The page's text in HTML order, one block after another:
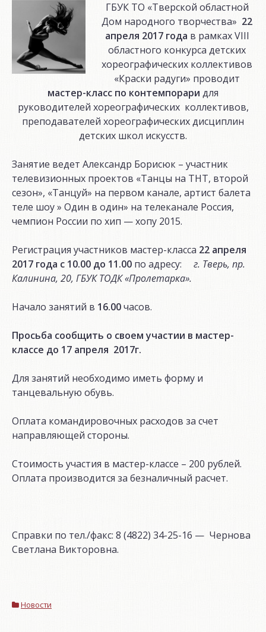
ГБУК ТО «Тверской областной
Дом народного творчества» 22
апреля 2017 года в рамках VIII
областного конкурса детских
хореографических коллективов
«Краски радуги» проводит
мастер-класс по контемпорари для
руководителей хореографических коллективов,
преподавателей хореографических дисциплин
детских школ искусств.
Занятие ведет Александр Борисюк – участник
телевизионных проектов «Танцы на ТНТ, второй
сезон», «Танцуй» на первом канале, артист балета
теле шоу » Один в один» на телеканале Россия,
чемпион России по хип — хопу 2015.
Регистрация участников мастер-класса 22 апреля
2017 года с 10.00 до 11.00 по адресу: г. Тверь, пр.
Калинина, 20, ГБУК ТОДК «Пролетарка».
Начало занятий в 16.00часов.
Просьба сообщить о своем участии в мастер-
классе до 17 апреля 2017г.
Для занятий необходимо иметь форму и
танцевальную обувь.
Оплата командировочных расходов за счет
направляющей стороны.
Стоимость участия в мастер-классе – 200 рублей.
Оплата производится за безналичный расчет.
Справки по тел./факс: 8 (4822) 34-25-16 — Чернова
Светлана Викторовна.
Новости